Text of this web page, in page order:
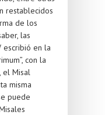
restablecidos
de los
las
escribió en la
con la
el Misal
misma
puede